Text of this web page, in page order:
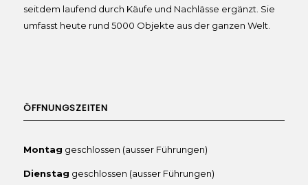
seitdem laufend durch Käufe und Nachlässe ergänzt. Sie
umfasst heute rund 5000 Objekte aus der ganzen Welt.
ÖFFNUNGSZEITEN
Montag geschlossen (ausser Führungen)
Dienstag geschlossen (ausser Führungen)